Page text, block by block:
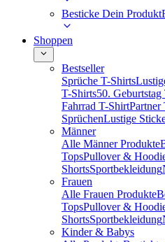
Besticke Dein Produkt
Shoppen
Bestseller
Sprüche T-Shirts
T-Shirts50. Geburtstag
Fahrrad T-ShirtPartner
SprüchenLustige
Männer
Alle Männer Produkte
TopsPullover &
ShortsSportbekleidung
Frauen
Alle Frauen Produkte
TopsPullover &
ShortsSportbekleidung
Kinder & Babys